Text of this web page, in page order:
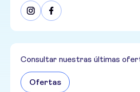
Consultar nuestras últimas
Ofertas